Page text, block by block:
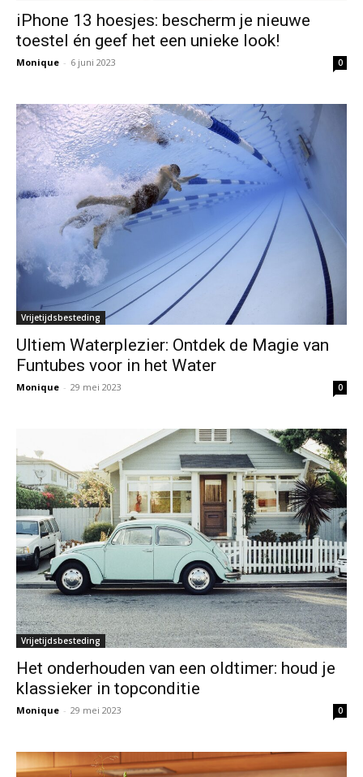
iPhone 13 hoesjes: bescherm je nieuwe
toestel én geef het een unieke look!
Monique - 6 juni 2023 0
Vrijetijdsbesteding
Ultiem Waterplezier: Ontdek de Magie van
Funtubes voor in het Water
Monique - 29 mei 2023 0
Vrijetijdsbesteding
Het onderhouden van een oldtimer: houd je
klassieker in topconditie
Monique - 29 mei 2023 0